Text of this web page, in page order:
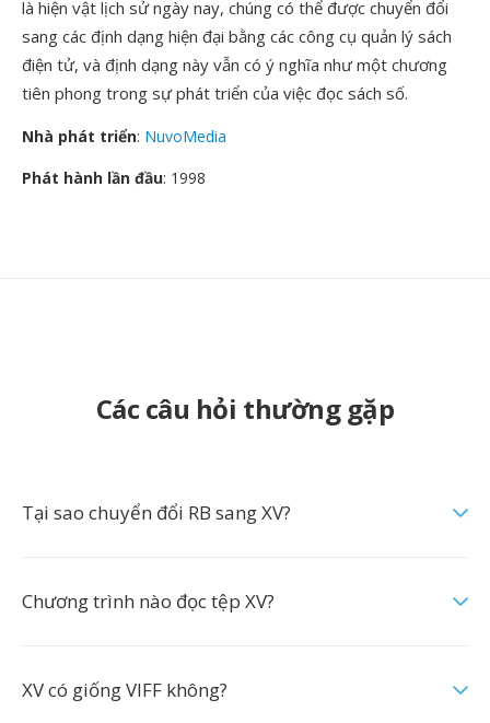
là hiện vật lịch sử ngày nay, chúng có thể được chuyển đổi
sang các định dạng hiện đại bằng các công cụ quản lý sách
điện tử, và định dạng này vẫn có ý nghĩa như một chương
tiên phong trong sự phát triển của việc đọc sách số.
Nhà phát triển: NuvoMedia
Phát hành lần đầu: 1998
Các câu hỏi thường gặp
Tại sao chuyển đổi RB sang XV?
Chương trình nào đọc tệp XV?
XV có giống VIFF không?